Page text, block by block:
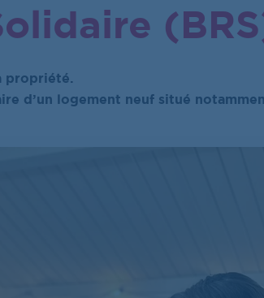
propriété.
d’un logement neuf situé